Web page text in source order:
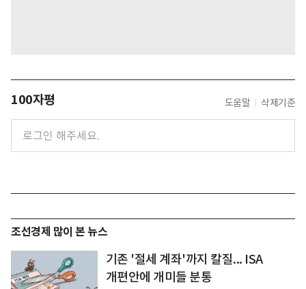
100자평 도움말 삭제기준
조선경제 많이 본 뉴스
기존 '절세 계좌'까지 칼질... ISA
개편안에 개미들 분통